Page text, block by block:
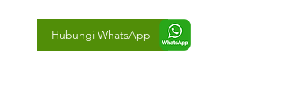
Hubungi WhatsApp